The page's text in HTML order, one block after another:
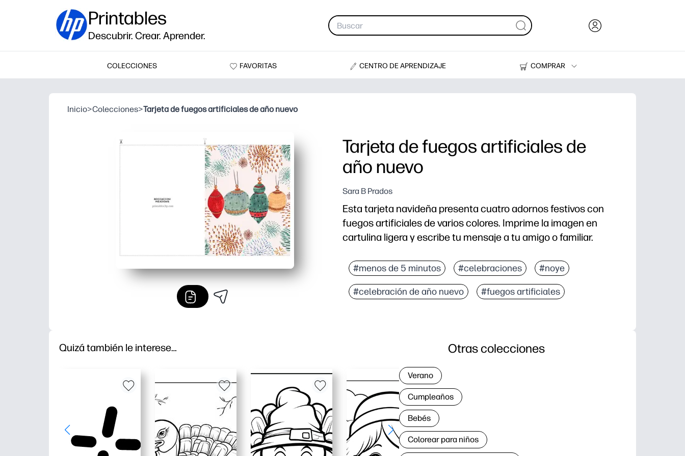
Printables
Descubrir. Crear. Aprender.
COLECCIONES FAVORITAS CENTRO DE APRENDIZAJE
COMPRAR
Impresoras
Inicio>Colecciones>Tarjeta de fuegos artificiales de año nuevo
Tarjeta de fuegos artificiales de
año nuevo
Sara B Prados
Esta tarjeta navideña presenta cuatro adornos festivos con
fuegos artificiales de varios colores. Imprime la imagen en
cartulina ligera y escribe tu mensaje a tu amigo o familiar.
#menos de 5 minutos #celebraciones #noye
#celebración de año nuevo #fuegos artificiales
Quizá también le interese… Otras colecciones
Verano
Cumpleaños
Bebés
Colorear para niños